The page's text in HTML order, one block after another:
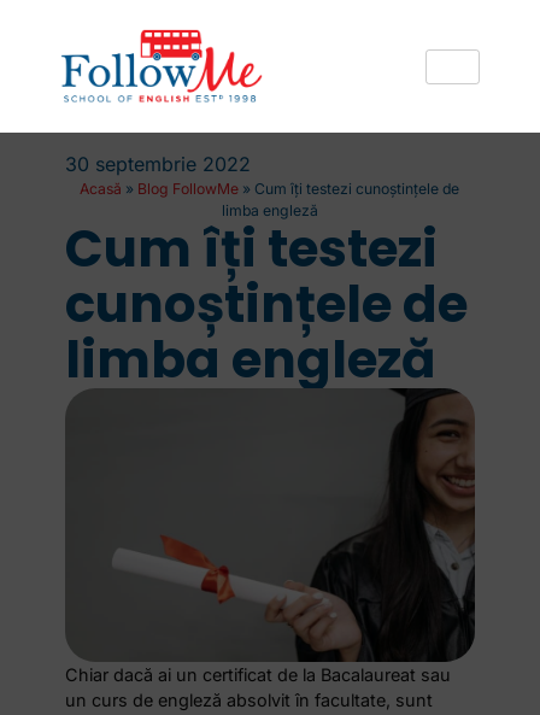
30 septembrie 2022
Acasă » Blog FollowMe » Cum îți testezi cunoștințele de
limba engleză
Cum îți testezi
cunoștințele de
limba engleză
Chiar dacă ai un certificat de la Bacalaureat sau
un curs de engleză absolvit în facultate, sunt